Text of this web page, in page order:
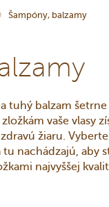
Šampóny, balzamy
tuhý balzam
vaše vlasy
žiaru. Vyberte
nachádzajú, aby
najvyššej